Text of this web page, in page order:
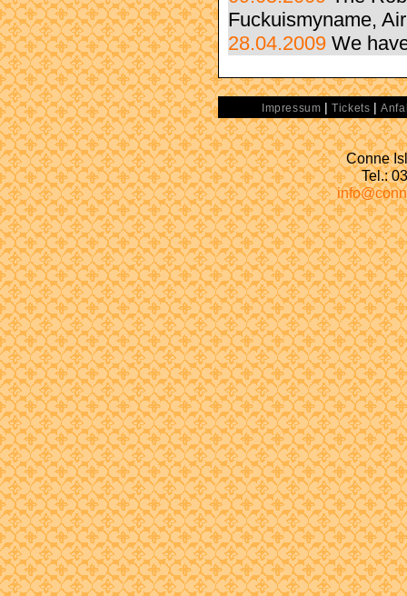
Fuckuismyname,
28.04.2009 We
Impressum | Tickets |
Conne
Tel.: